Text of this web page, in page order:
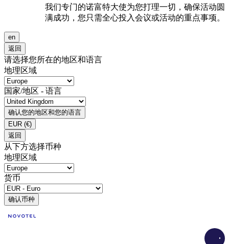
我们专门的诺富特大使为您打理一切，确保活动圆
满成功，您只需全心投入会议或活动的重点事项。
en
返回
请选择您所在的地区和语言
地理区域
国家/地区 - 语言
确认您的地区和您的语言
EUR (€)
返回
从下方选择币种
地理区域
货币
确认币种